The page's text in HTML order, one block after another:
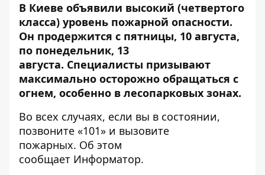
В Киеве объявили высокий (четвертого
класса) уровень пожарной опасности.
Он продержится с пятницы, 10 августа,
по понедельник, 13
августа. Специалисты призывают
максимально осторожно обращаться с
огнем, особенно в лесопарковых зонах.
Во всех случаях, если вы в состоянии,
позвоните «101» и вызовите
пожарных. Об этом
сообщает Информатор.